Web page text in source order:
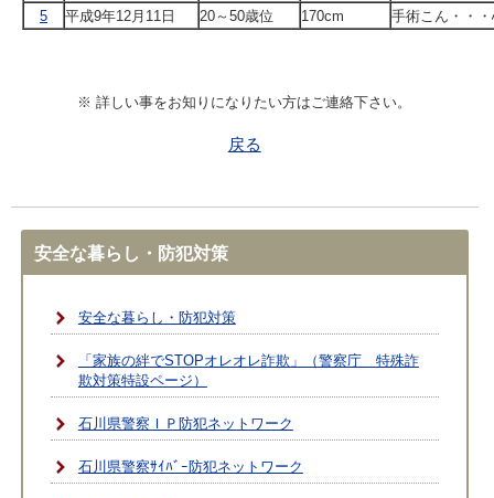
5 平成9年12月11日 20～50歳位 170cm 手術こん・・
※ 詳しい事をお知りになりたい方はご連絡下さい。
戻る
安全な暮らし・防犯対策
安全な暮らし・防犯対策
「家族の絆でSTOPオレオレ詐欺」（警察庁 特殊詐
欺対策特設ページ）
石川県警察ＩＰ防犯ネットワーク
石川県警察ｻｲﾊﾞｰ防犯ネットワーク